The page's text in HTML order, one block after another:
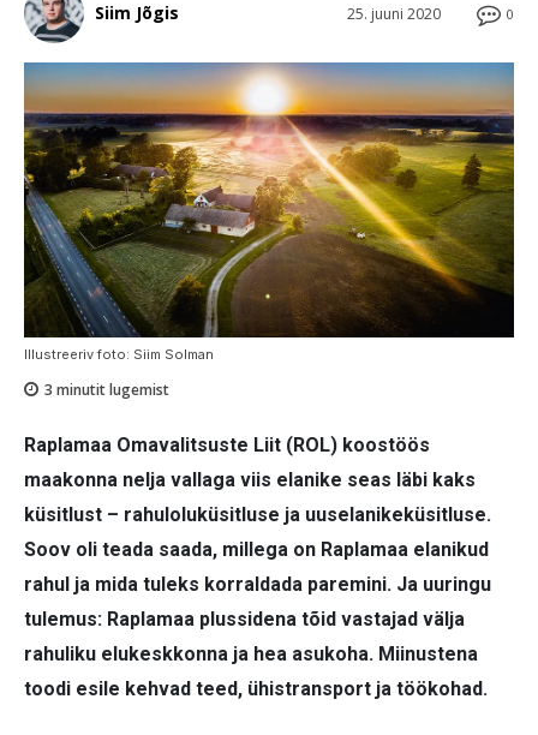
0
25. juuni 2020
Siim Jõgis
Illustreeriv foto: Siim Solman
3 minutit lugemist
Raplamaa Omavalitsuste Liit (ROL) koostöös
maakonna nelja vallaga viis elanike seas läbi kaks
küsitlust – rahuloluküsitluse ja uuselanikeküsitluse.
Soov oli teada saada, millega on Raplamaa elanikud
rahul ja mida tuleks korraldada paremini. Ja uuringu
tulemus: Raplamaa plussidena tõid vastajad välja
rahuliku elukeskkonna ja hea asukoha. Miinustena
toodi esile kehvad teed, ühistransport ja töökohad.